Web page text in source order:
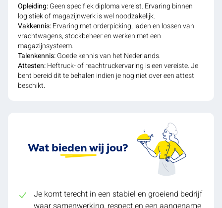
Opleiding:Geen specifiek diploma vereist. Ervaring binnen
logistiek of magazijnwerk is wel noodzakelijk.
Vakkennis:Ervaring met orderpicking, laden en lossen van
vrachtwagens, stockbeheer en werken met een
magazijnsysteem.
Talenkennis:Goede kennis van het Nederlands.
Attesten:Heftruck- of reachtruckervaring is een vereiste. Je
bent bereid dit te behalen indien je nog niet over een attest
beschikt.
Wat bieden wij jou?
Je komt terecht in een stabiel en groeiend bedrijf